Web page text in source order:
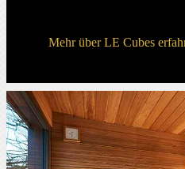
Mehr über LE Cubes